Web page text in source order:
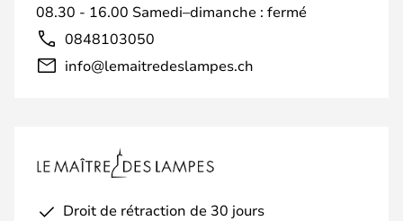
08.30 - 16.00 Samedi–dimanche : fermé
0848103050
info@lemaitredeslampes.ch
Droit de rétraction de 30 jours